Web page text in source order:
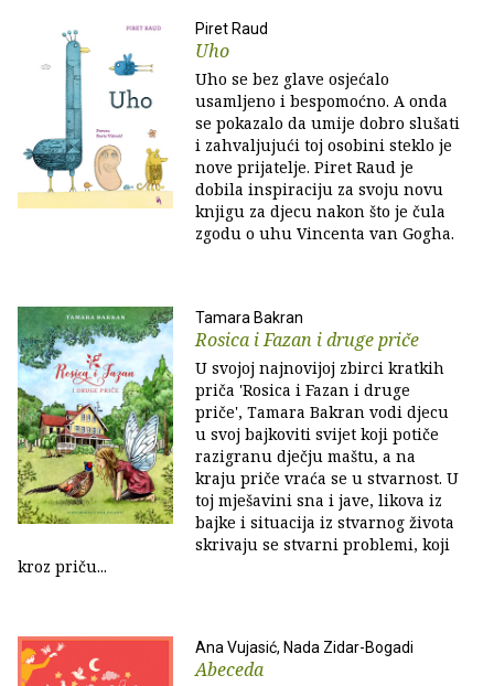
Piret Raud
Uho
Uho se bez glave osjećalo
usamljeno i bespomoćno. A onda
se pokazalo da umije dobro slušati
i zahvaljujući toj osobini steklo je
nove prijatelje. Piret Raud je
dobila inspiraciju za svoju novu
knjigu za djecu nakon što je čula
zgodu o uhu Vincenta van Gogha.
Tamara Bakran
Rosica i Fazan i druge priče
U svojoj najnovijoj zbirci kratkih
priča 'Rosica i Fazan i druge
priče', Tamara Bakran vodi djecu
u svoj bajkoviti svijet koji potiče
razigranu dječju maštu, a na
kraju priče vraća se u stvarnost. U
toj mješavini sna i jave, likova iz
bajke i situacija iz stvarnog života
skrivaju se stvarni problemi, koji
kroz priču...
Ana Vujasić, Nada Zidar-Bogadi
Abeceda